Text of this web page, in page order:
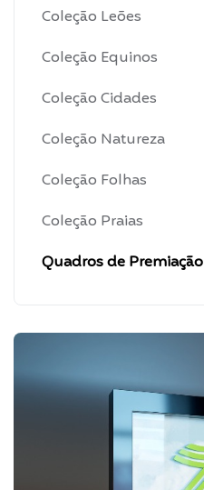
Coleção Leões
Coleção Equinos
Coleção Cidades
Coleção Natureza
Coleção Folhas
Coleção Praias
Quadros de Premiação